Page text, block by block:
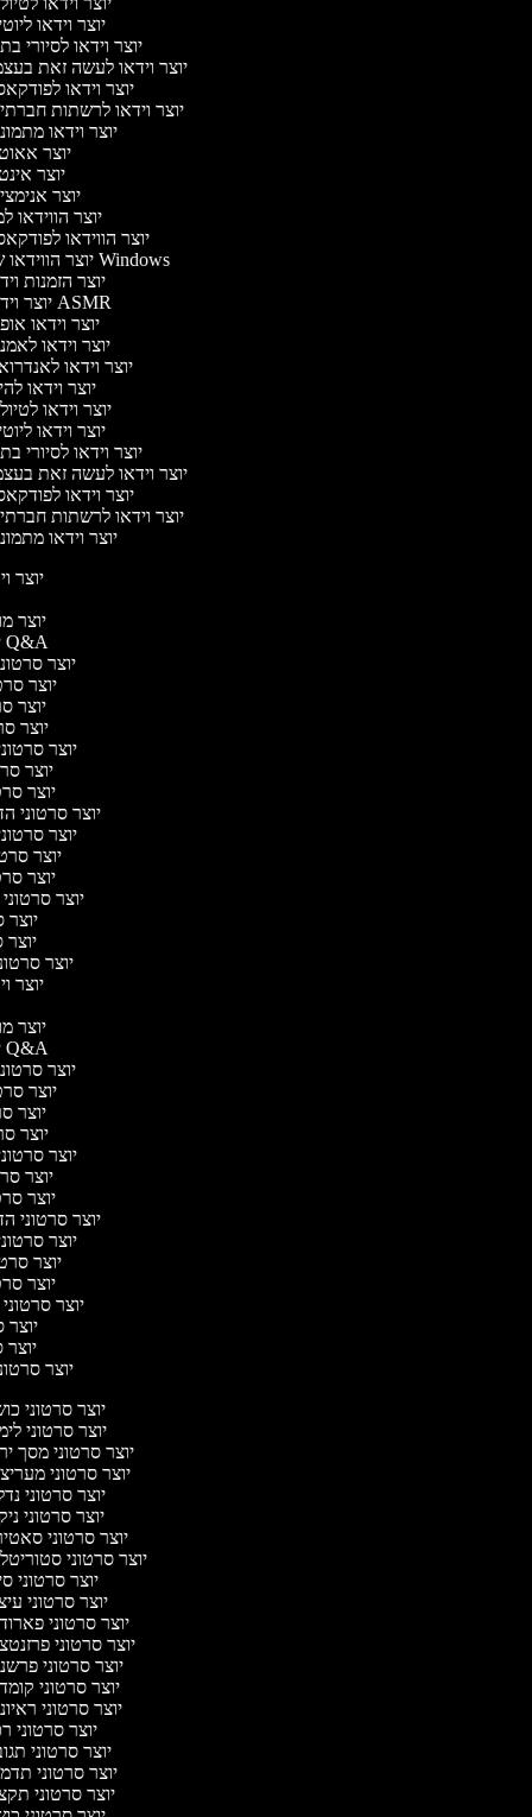
יוצר וידאו
יוצר וידאו לסיורי
יוצר וידאו לעשה זאת
יוצר וידאו
יוצר וידאו לרשתות
יוצר וידאו
יוצר
יוצר
יוצר
יוצר הווידאו
יוצר הווידאו
יוצר הווידאו של Windows
יוצר הזמנות
יוצר וידאו ASMR
יוצר וידאו
יוצר וידאו
יוצר וידאו
יוצר וידאו
יוצר וידאו
יוצר וידאו
יוצר וידאו לסיורי
יוצר וידאו לעשה זאת
יוצר וידאו
יוצר וידאו לרשתות
יוצר וידאו
יוצר
יוצר
יוצר סרטוני Q&A
יוצר
יוצר
יוצר
יוצר
יוצר
יוצר
יוצר
יוצר סרטוני
יוצר
יוצר
יוצר
יוצר
יוצר
יוצר
יוצר
יוצר
יוצר
יוצר סרטוני Q&A
יוצר
יוצר
יוצר
יוצר
יוצר
יוצר
יוצר
יוצר סרטוני
יוצר
יוצר
יוצר
יוצר
יוצר
יוצר
יוצר
יוצר סרטוני
יוצר סרטוני
יוצר סרטוני מסך
יוצר סרטוני
יוצר סרטוני
יוצר סרטוני
יוצר סרטוני
יוצר סרטוני
יוצר סרטוני
יוצר סרטוני
יוצר סרטוני
יוצר סרטוני
יוצר סרטוני
יוצר סרטוני
יוצר סרטוני
יוצר סרטוני
יוצר סרטוני
יוצר סרטוני
יוצר סרטוני